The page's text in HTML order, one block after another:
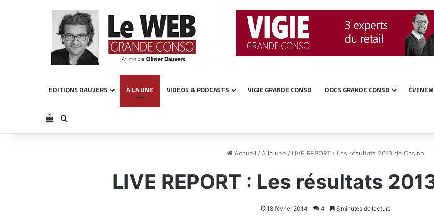
ÉDITIONS DAUVERS À LA UNE VIDÉOS & PODCASTS VIGIE GRANDE CONSO DOCS GRANDE CONSO
Voir votre panier
Rechercher
Accueil / À la une / LIVE REPORT : Les résultats 2013 de Casino
LIVE REPORT : Les résultats
18 février 2014 4 6 minutes de lecture